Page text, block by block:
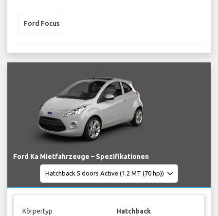
Ford Focus
Ford Ka Mietfahrzeuge – Spezifikationen
Körpertyp Hatchback